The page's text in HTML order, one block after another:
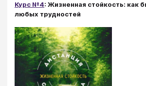
Курс №4: Жизненная стойкость: как
любых трудностей